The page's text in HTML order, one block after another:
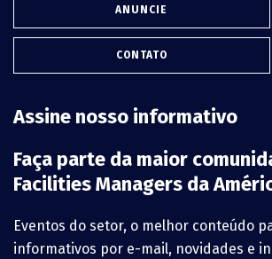
ANUNCIE
CONTATO
Assine nosso informativo
Faça parte da maior
Facilities Managers da
Eventos do setor, o melhor conteúdo
informativos por e-mail, novidades e